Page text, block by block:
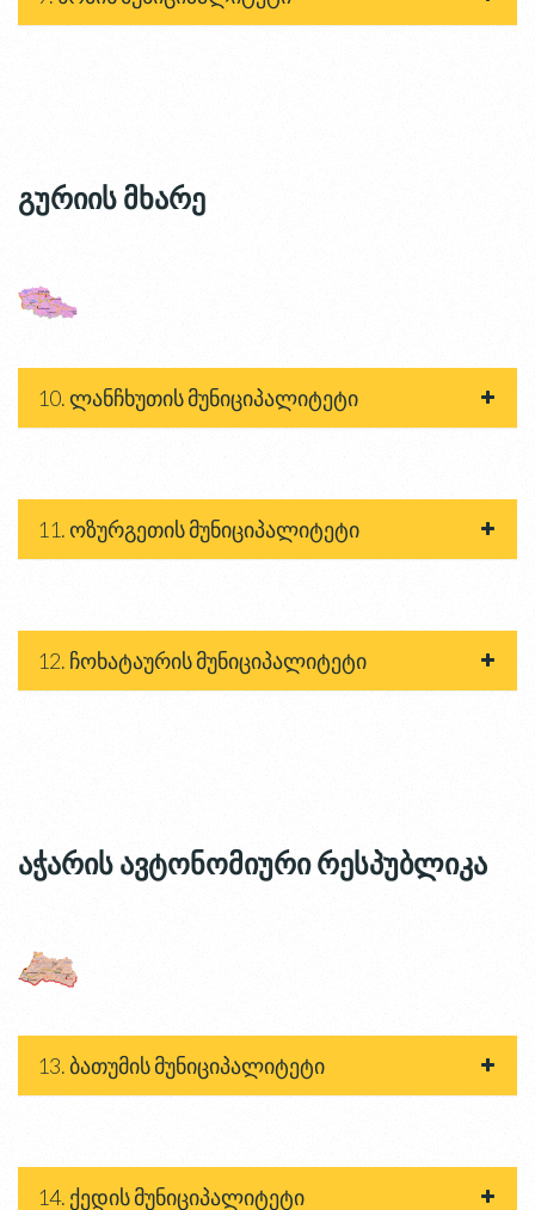
გურიის მხარე
10. ლანჩხუთის მუნიციპალიტეტი
11. ოზურგეთის მუნიციპალიტეტი
12. ჩოხატაურის მუნიციპალიტეტი
აჭარის ავტონომიური რესპუბლიკა
13. ბათუმის მუნიციპალიტეტი
14. ქედის მუნიციპალიტეტი